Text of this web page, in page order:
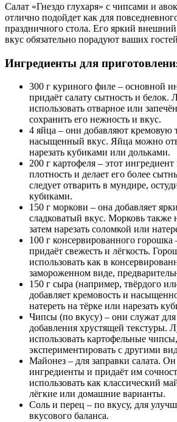
Салат «Гнездо глухаря» с чипсами и
отлично подойдет как для
праздничного стола. Его яркий
вкус обязательно порадуют ваших
Ингредиенты для
300 г куриного филе – основной
придаёт салату сытность и белок.
использовать отварное или
сохранить его нежность и вкус.
4 яйца – они добавляют кремовую
насыщенный вкус. Яйца можно
нарезать кубиками или дольками.
200 г картофеля – этот ингредиент
плотность и делает его более
следует отварить в мундире,
кубиками.
150 г моркови – она добавляет
сладковатый вкус. Морковь также
затем нарезать соломкой или
100 г консервированного горошка
придаёт свежесть и лёгкость.
использовать как в
замороженном виде,
150 г сыра (например, твёрдого
добавляет кремовость и
натереть на тёрке или нарезать
Чипсы (по вкусу) – они служат
добавления хрустящей текстуры.
использовать картофельные
экспериментировать с другими
Майонез – для заправки салата. Он
ингредиенты и придаёт им
использовать как классический
лёгкие или домашние варианты.
Соль и перец – по вкусу, для
вкусового баланса.